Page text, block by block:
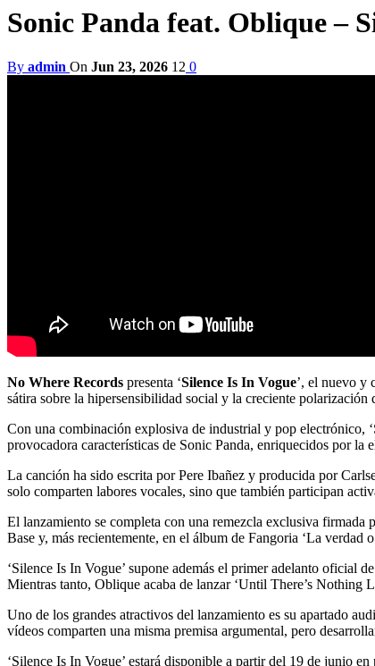
Sonic Panda feat. Oblique –
By admin On Jun 23, 2026 12 0
No Where Records presenta ‘Silence Is In Vogue’, el nuevo y
sátira sobre la hipersensibilidad social y la creciente polarización
Con una combinación explosiva de industrial y pop electrónico,
provocadora características de Sonic Panda, enriquecidos por
La canción ha sido escrita por Pere Ibañez y producida por
solo comparten labores vocales, sino que también participan
El lanzamiento se completa con una remezcla exclusiva
Base y, más recientemente, en el álbum de Fangoria ‘La verdad
‘Silence Is In Vogue’ supone además el primer adelanto oficial
Mientras tanto, Oblique acaba de lanzar ‘Until There’s Nothing
Uno de los grandes atractivos del lanzamiento es su apartado
vídeos comparten una misma premisa argumental, pero
‘Silence Is In Vogue’ estará disponible a partir del 19 de junio